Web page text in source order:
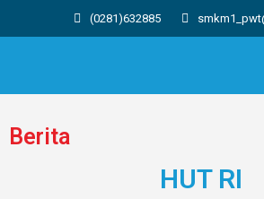
(0281)632885
Berita
HUT RI